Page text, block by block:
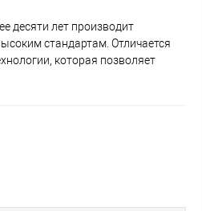
десяти лет производит
стандартам. Отличается
которая позволяет